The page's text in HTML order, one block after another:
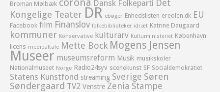
Broman Mølbæk
Dansk Folkeparti Det
Kongelige Teater DR ebøger Enhedslisten ereolen.dk EU
Facebook film Finanslov folkebiblioteker idræt Katrine Daugaard
kommuner Konservative kulturarv Kulturministeriet København
licens medieaftale Mette Bock Mogens Jensen
Museer museumsreform Musik musikskoler
Nationalmuseet Norge Radio24syv scenekunst SF Socialdemokratiet
Statens Kunstfond streaming Sverige Søren
Søndergaard TV2 Venstre Zenia Stampe